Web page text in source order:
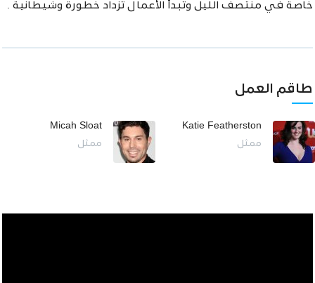
خاصة في منتصف الليل وتبدأ اﻷعمال تزداد خطورة وشيطانية .
طاقم العمل
Katie Featherston
ممثل
Micah Sloat
ممثل